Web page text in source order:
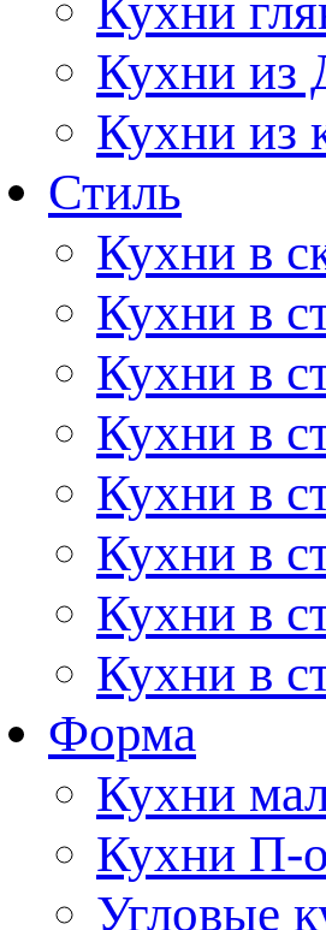
Кухни
Кухни из
Стиль
Кухни в
Кухни в
Кухни в
Кухни в
Кухни в
Кухни в
Кухни в
Кухни в
Форма
Кухни
Кухни П-
Угловые